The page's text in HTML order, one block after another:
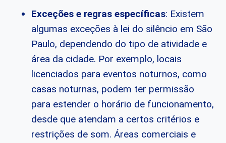
Exceções e regras específicas: Existem
algumas exceções à lei do silêncio em São
Paulo, dependendo do tipo de atividade e
área da cidade. Por exemplo, locais
licenciados para eventos noturnos, como
casas noturnas, podem ter permissão
para estender o horário de funcionamento,
desde que atendam a certos critérios e
restrições de som. Áreas comerciais e